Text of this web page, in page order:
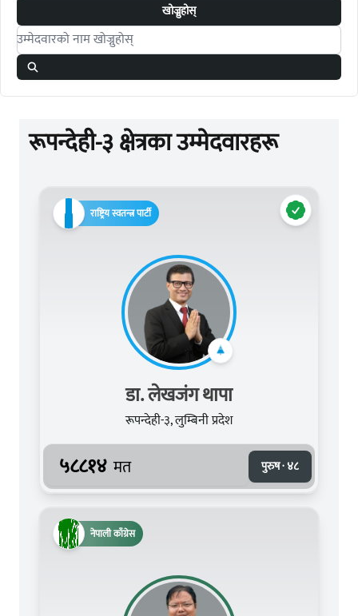
खोज्नुहोस्
Search candidates
रूपन्देही-३ क्षेत्रका उम्मेदवारहरू
राष्ट्रिय स्वतन्त्र पार्टी
डा. लेखजंग थापा
रूपन्देही-३, लुम्बिनी प्रदेश
५८८१४ मत पुरुष · ४८
नेपाली काँग्रेस